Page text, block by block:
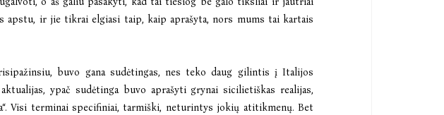
apstu, ir jie tikrai elgiasi taip, kaip aprašyta, nors mums tai kartais
buvo gana sudėtingas, nes teko daug gilintis į Italijos
ypač sudėtinga buvo aprašyti grynai sicilietiškas realijas,
Visi terminai specifiniai, tarmiški, neturintys jokių atitikmenų. Bet